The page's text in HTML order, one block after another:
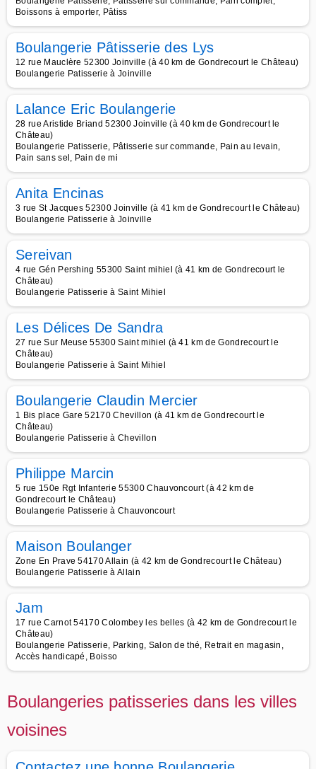
Boissons à emporter, Pâtiss
Boulangerie Pâtisserie des Lys
12 rue Mauclère 52300 Joinville (à 40 km de Gondrecourt le Château)
Boulangerie Patisserie à Joinville
Lalance Eric Boulangerie
28 rue Aristide Briand 52300 Joinville (à 40 km de Gondrecourt le
Château)
Boulangerie Patisserie, Pâtisserie sur commande, Pain au levain,
Pain sans sel, Pain de mi
Anita Encinas
3 rue St Jacques 52300 Joinville (à 41 km de Gondrecourt le Château)
Boulangerie Patisserie à Joinville
Sereivan
4 rue Gén Pershing 55300 Saint mihiel (à 41 km de Gondrecourt le
Château)
Boulangerie Patisserie à Saint Mihiel
Les Délices De Sandra
27 rue Sur Meuse 55300 Saint mihiel (à 41 km de Gondrecourt le
Château)
Boulangerie Patisserie à Saint Mihiel
Boulangerie Claudin Mercier
1 Bis place Gare 52170 Chevillon (à 41 km de Gondrecourt le
Château)
Boulangerie Patisserie à Chevillon
Philippe Marcin
5 rue 150e Rgt Infanterie 55300 Chauvoncourt (à 42 km de
Gondrecourt le Château)
Boulangerie Patisserie à Chauvoncourt
Maison Boulanger
Zone En Prave 54170 Allain (à 42 km de Gondrecourt le Château)
Boulangerie Patisserie à Allain
Jam
17 rue Carnot 54170 Colombey les belles (à 42 km de Gondrecourt le
Château)
Boulangerie Patisserie, Parking, Salon de thé, Retrait en magasin,
Accès handicapé, Boisso
Boulangeries patisseries dans les villes
voisines